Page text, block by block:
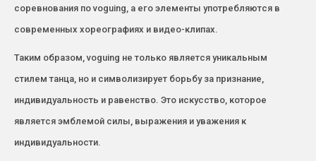
соревнования по voguing, а его элементы употребляются в
современных хореографиях и видео-клипах.
Таким образом, voguing не только является уникальным
стилем танца, но и символизирует борьбу за признание,
индивидуальность и равенство. Это искусство, которое
является эмблемой силы, выражения и уважения к
индивидуальности.